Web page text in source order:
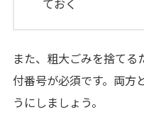
また、粗大ごみを捨て
付番号が必須です。両方
うにしましょう。